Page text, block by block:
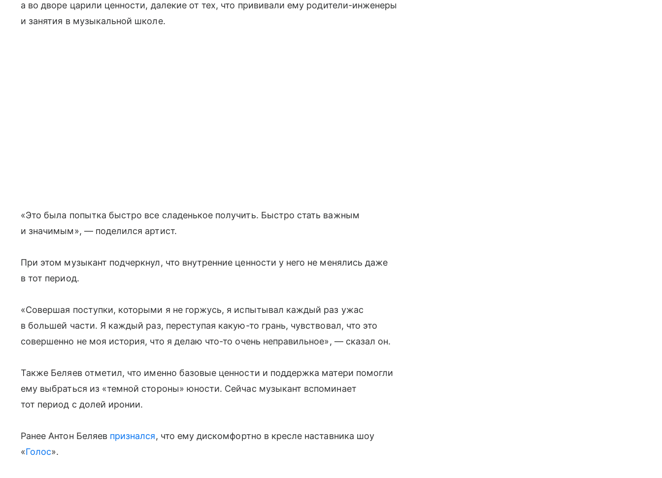
а во дворе царили ценности, далекие от тех, что прививали ему родители-инженеры
и занятия в музыкальной школе.
«Это была попытка быстро все сладенькое получить. Быстро стать важным
и значимым», — поделился артист.
При этом музыкант подчеркнул, что внутренние ценности у него не менялись даже
в тот период.
«Совершая поступки, которыми я не горжусь, я испытывал каждый раз ужас
в большей части. Я каждый раз, переступая какую-то грань, чувствовал, что это
совершенно не моя история, что я делаю что-то очень неправильное», — сказал он.
Также Беляев отметил, что именно базовые ценности и поддержка матери помогли
ему выбраться из «темной стороны» юности. Сейчас музыкант вспоминает
тот период с долей иронии.
Ранее Антон Беляев признался, что ему дискомфортно в кресле наставника шоу
«Голос».